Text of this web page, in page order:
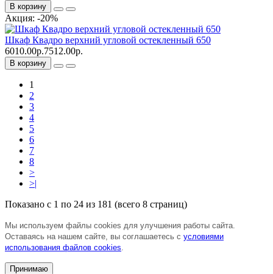
В корзину
Акция: -20%
Шкаф Квадро верхний угловой остекленный 650
6010.00р.7512.00р.
В корзину
1
2
3
4
5
6
7
8
>
>|
Показано с 1 по 24 из 181 (всего 8 страниц)
Мы используем файлы cookies для улучшения работы сайта.
Оставаясь на нашем сайте, вы соглашаетесь с условиями
использования файлов cookies
Принимаю